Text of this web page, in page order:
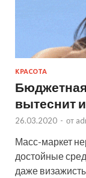
КРАСОТА
Бюджетная
вытеснит
26.03.2020 - от
Масс-маркет
достойные
даже